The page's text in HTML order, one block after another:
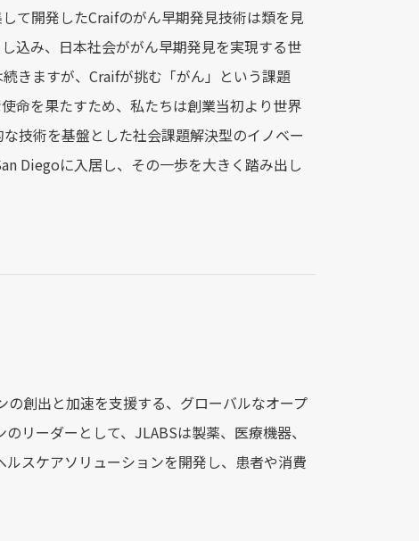
て開発したCraifのがん早期発見技術は類を見
込み、日本社会ががん早期発見を実現する世
きますが、Craifが挑む「がん」という課題
命を果たすため、私たちは創業当初より世界
技術を基盤とした社会課題解決型のイノベー
Diegoに入居し、その一歩を大きく踏み出し
創出と加速を支援する、グローバルなオープ
リーダーとして、JLABSは製薬、医療機器、
スケアソリューションを開発し、患者や消費